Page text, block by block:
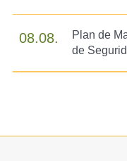
08.08.
Plan de
de